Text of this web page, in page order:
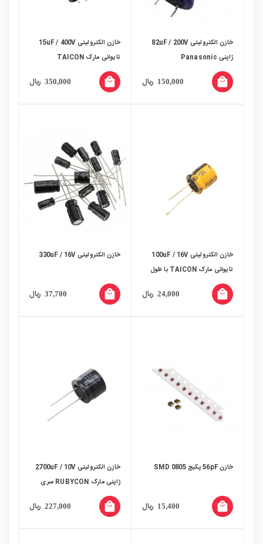
خازن الکترولیتی 82uF / 200V
ژاپنی Panasonic
150,000 ریال local_mall
خازن الکترولیتی 15uF / 400V
تایوانی مارک TAICON
350,000 ریال local_mall
خازن الکترولیتی 100uF / 16V
تایوانی مارک TAICON با طول
عمر بالا
24,000 ریال local_mall
خازن الکترولیتی 330uF / 16V
37,700 ریال local_mall
خازن 56pF پکیج 0805 SMD
15,400 ریال local_mall
خازن الکترولیتی 2700uF / 10V
ژاپنی مارک RUBYCON سری
JXA
227,000 ریال local_mall